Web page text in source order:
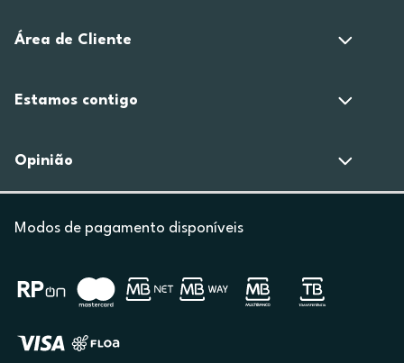
Área de Cliente
Estamos contigo
Opinião
Modos de pagamento disponíveis